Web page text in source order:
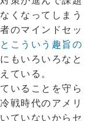
くなってしまう
のマインドセッ
こういう趣旨の
もいろいろなと
ている。
いることを守ら
戦時代のアメリ
ていないからセ